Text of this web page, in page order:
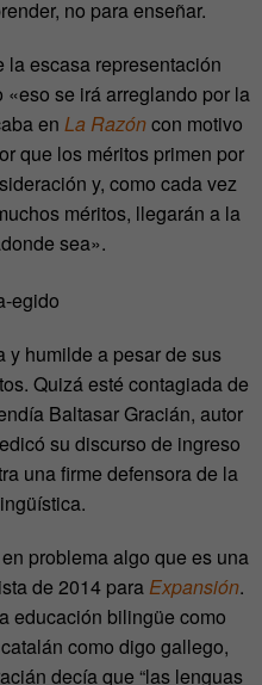
no para enseñar.
escasa representación
se irá arreglando por la
en La Razóncon motivo
que los méritos primen por
y, como cada vez
méritos, llegarán a la
sea».
y humilde a pesar de sus
Quizá esté contagiada de
Baltasar Gracián, autor
su discurso de ingreso
una firme defensora de la
problema algo que es una
de 2014 para Expansión.
educación bilingüe como
como digo gallego,
decía que “las lenguas